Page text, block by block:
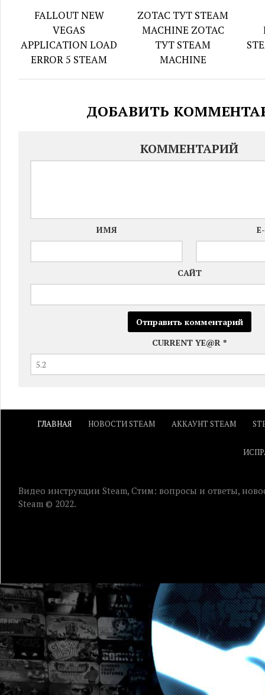
FALLOUT NEW
VEGAS
APPLICATION LOAD
ERROR 5 STEAM
ZOTAC ТУТ STEAM
MACHINE ZOTAC
ТУТ STEAM
MACHINE
ДОБАВИТЬ
КОММЕНТАРИЙ
ИМЯ
САЙТ
CURRENT YE@R *
ГЛАВНАЯ НОВОСТИ STEAM АККАУНТ STEAM
Видео инструкции Steam, Стим: вопросы и ответы,
Steam © 2022.